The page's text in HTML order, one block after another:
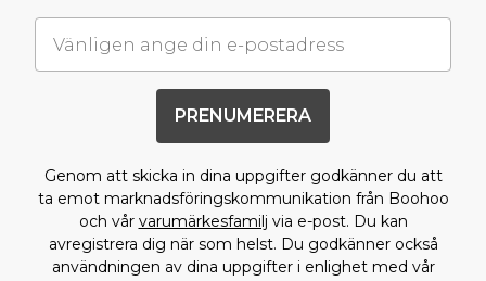
PRENUMERERA
Genom att skicka in dina uppgifter godkänner du att
ta emot marknadsföringskommunikation från Boohoo
och vår varumärkesfamilj via e-post. Du kan
avregistrera dig när som helst. Du godkänner också
användningen av dina uppgifter i enlighet med vår